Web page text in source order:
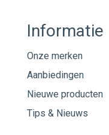
Informatie
Onze merken
Aanbiedingen
Nieuwe producten
Tips & Nieuws